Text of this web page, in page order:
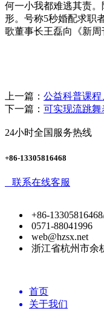
何一小我都难逃其责
形。号称5秒婚配求职
歌董事长王磊向《新周
上一篇： 公益科普课
下一篇： 可实现流跳舞
24小时全国服务热线
+86-13305816468
联系在线客服
+86-
0571-88041996
web@hzsx.net
浙江省杭州市余
首页
关于我们